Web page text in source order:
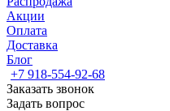
Акции
Оплата
Доставка
Блог
+7 918-554-92-68
Заказать звонок
Задать вопрос